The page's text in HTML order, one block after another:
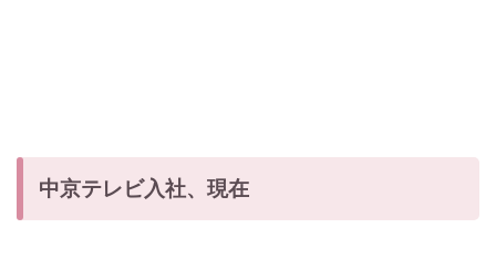
中京テレビ入社、現在